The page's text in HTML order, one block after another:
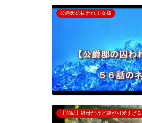
公爵邸の囚われ王女様
【完結】継母だけど娘が可愛すぎる